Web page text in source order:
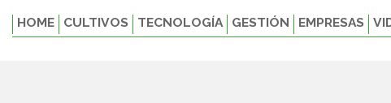
HOME CULTIVOS TECNOLOGÍA GESTIÓN EMPRESAS